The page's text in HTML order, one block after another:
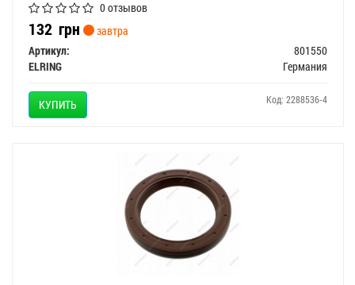
0 отзывов
132 грн
завтра
Артикул:
801550
ELRING
Германия
КУПИТЬ Код: 2288536-4